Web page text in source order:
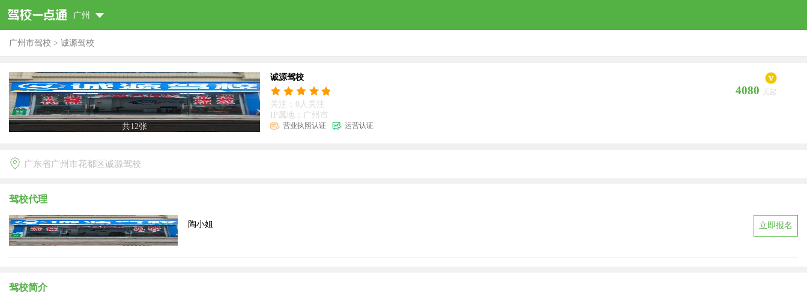
广州
广州市驾校 > 诚源驾校
共12张
诚源驾校
4080 元起
关注：0人关注
IP属地：广州市
营业执照认证 运营认证
广东省广州市花都区诚源驾校
驾校代理
陶小姐 立即报名
驾校简介